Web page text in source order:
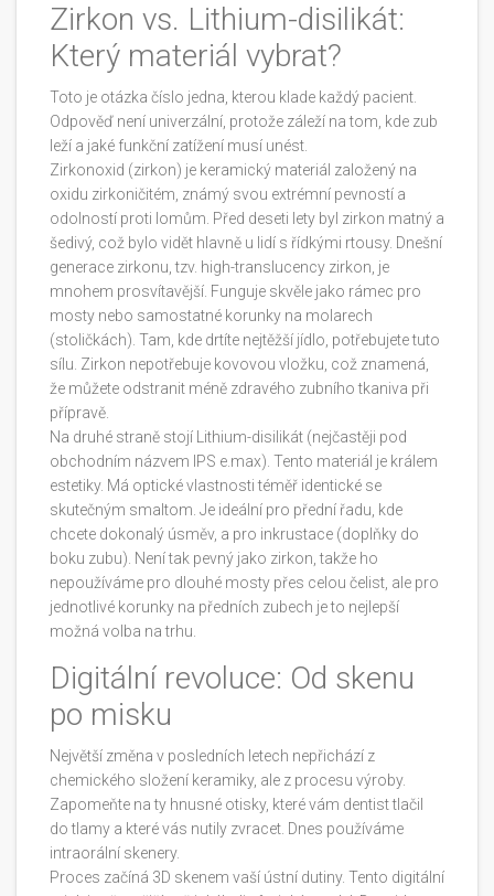
Zirkon vs. Lithium-disilikát:
Který materiál vybrat?
Toto je otázka číslo jedna, kterou klade každý pacient.
Odpověď není univerzální, protože záleží na tom, kde zub
leží a jaké funkční zatížení musí unést.
Zirkonoxid (zirkon) je keramický materiál založený na
oxidu zirkoničitém, známý svou extrémní pevností a
odolností proti lomům. Před deseti lety byl zirkon matný a
šedivý, což bylo vidět hlavně u lidí s řídkými rtousy. Dnešní
generace zirkonu, tzv. high-translucency zirkon, je
mnohem prosvítavější. Funguje skvěle jako rámec pro
mosty nebo samostatné korunky na molarech
(stoličkách). Tam, kde drtíte nejtěžší jídlo, potřebujete tuto
sílu. Zirkon nepotřebuje kovovou vložku, což znamená,
že můžete odstranit méně zdravého zubního tkaniva při
přípravě.
Na druhé straně stojí Lithium-disilikát (nejčastěji pod
obchodním názvem IPS e.max). Tento materiál je králem
estetiky. Má optické vlastnosti téměř identické se
skutečným smaltom. Je ideální pro přední řadu, kde
chcete dokonalý úsměv, a pro inkrustace (doplňky do
boku zubu). Není tak pevný jako zirkon, takže ho
nepoužíváme pro dlouhé mosty přes celou čelist, ale pro
jednotlivé korunky na předních zubech je to nejlepší
možná volba na trhu.
Digitální revoluce: Od skenu
po misku
Největší změna v posledních letech nepřichází z
chemického složení keramiky, ale z procesu výroby.
Zapomeňte na ty hnusné otisky, které vám dentist tlačil
do tlamy a které vás nutily zvracet. Dnes používáme
intraorální skenery.
Proces začíná 3D skenem vaší ústní dutiny. Tento digitální